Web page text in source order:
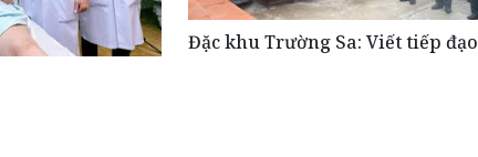
Đặc khu Trường Sa: Viết tiếp đạo